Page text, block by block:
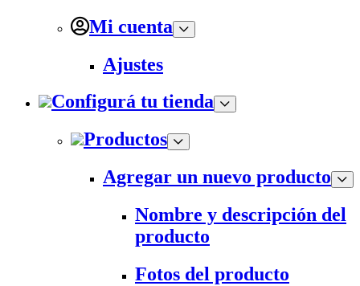
Mi cuenta
Ajustes
Configurá tu tienda
Productos
Agregar un nuevo producto
Nombre y descripción del
producto
Fotos del producto